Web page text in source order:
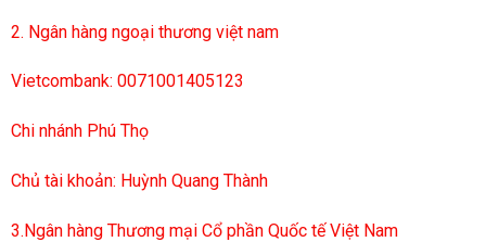
2. Ngân hàng ngoại thương việt nam
Vietcombank: 0071001405123
Chi nhánh Phú Thọ
Chủ tài khoản: Huỳnh Quang Thành
3.Ngân hàng Thương mại Cổ phần Quốc tế Việt Nam